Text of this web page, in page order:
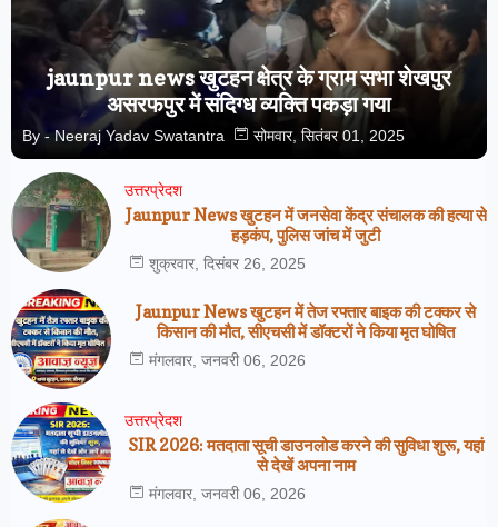
jaunpur news खुटहन क्षेत्र के ग्राम सभा शेखपुर
असरफपुर में संदिग्ध व्यक्ति पकड़ा गया
By - Neeraj Yadav Swatantra सोमवार, सितंबर 01, 2025
उत्तरप्रेदश
Jaunpur News खुटहन में जनसेवा केंद्र संचालक की हत्या से
हड़कंप, पुलिस जांच में जुटी
शुक्रवार, दिसंबर 26, 2025
Jaunpur News खुटहन में तेज रफ्तार बाइक की टक्कर से
किसान की मौत, सीएचसी में डॉक्टरों ने किया मृत घोषित
मंगलवार, जनवरी 06, 2026
उत्तरप्रेदश
SIR 2026: मतदाता सूची डाउनलोड करने की सुविधा शुरू, यहां
से देखें अपना नाम
मंगलवार, जनवरी 06, 2026